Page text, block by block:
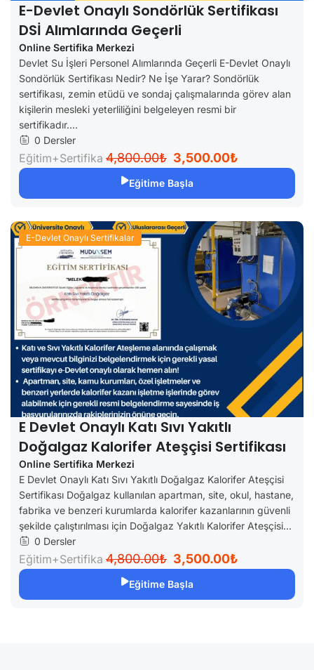
E-Devlet Onaylı Sondörlük Sertifikası
DSİ Alımlarında Geçerli
Online Sertifika Merkezi
Devlet Su İşleri Personel Alımlarında Geçerli E-Devlet Onaylı
Sondörlük Sertifikası Nedir? Ne İşe Yarar? Sondörlük
sertifikası, zemin etüdü ve sondaj çalışmalarında görev alan
kişilerin mesleki yeterliliğini belgeleyen resmi bir
sertifikadır....
0 Dersler
Eğitim+Sertifika 4,800.00₺ 3,500.00₺
Eğitime Başla
E-Devlet Onaylı Sertifikalar
E Devlet Onaylı Katı Sıvı Yakıtlı
Doğalgaz Kalorifer Ateşçisi Sertifikası
Online Sertifika Merkezi
E Devlet Onaylı Katı Sıvı Yakıtlı Doğalgaz Kalorifer Ateşçisi
Sertifikası Doğalgaz kullanılan apartman, site, okul, hastane,
fabrika ve benzeri kurumlarda kalorifer kazanlarının güvenli
şekilde çalıştırılması için Doğalgaz Yakıtlı Kalorifer Ateşçisi...
0 Dersler
Eğitim+Sertifika 4,800.00₺ 3,500.00₺
Eğitime Başla